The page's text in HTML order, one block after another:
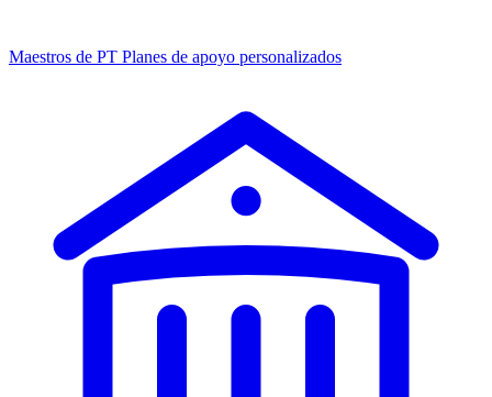
Maestros de PT Planes de apoyo personalizados